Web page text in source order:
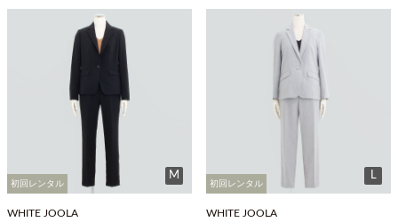
初回レンタル
M
WHITE JOOLA
初回レンタル
L
WHITE JOOLA